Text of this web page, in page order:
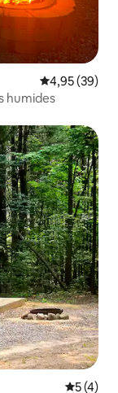
Évaluation
4,95 (39)
humides
5 (4)